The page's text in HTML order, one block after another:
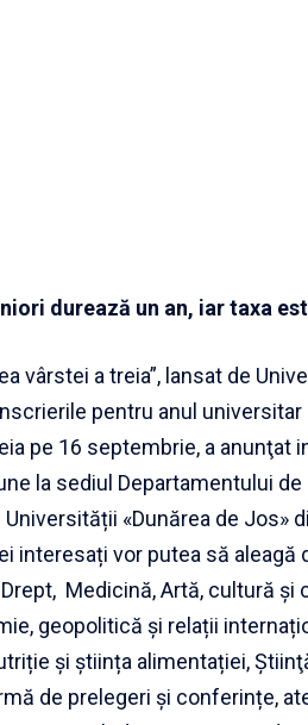
durează un an, iar taxa
vârstei a treia”, lansat de
pentru anul
pe 16 septembrie, a anunţat
la sediul Departamentului
«Dunărea de Jos»
interesați vor putea să
Medicină, Artă, cultură şi
geopolitică și relații
și știința alimentației,
de prelegeri și conferințe,